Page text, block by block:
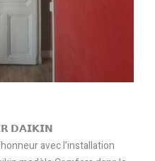
𝗗𝗔𝗜𝗞𝗜𝗡
avec l’installation